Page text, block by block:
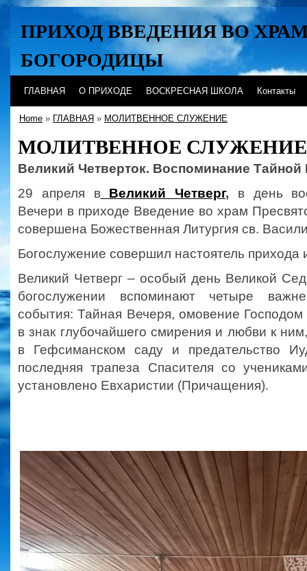
ПРИХОД ВВЕДЕНИЯ ВО
БОГОРОДИЦЫ
Хабаровск
ГЛАВНАЯ О ПРИХОДЕ ВОСКРЕСНАЯ ШКОЛА Контакты
Home » ГЛАВНАЯ » МОЛИТВЕННОЕ СЛУЖЕНИЕ
МОЛИТВЕННОЕ СЛУЖЕНИЕ
Великий Четверток. Воспоминание Тайной
29 апреля вВеликий Четверг, в день
Вечери в приходе Введение во храм
совершена Божественная Литургия св.
Богослужение совершил настоятель
Великий Четверг – особый день Великой
богослужении вспоминают четыре
события: Тайная Вечеря, омовение
в знак глубочайшего смирения и любви к
в Гефсиманском саду и предательство
последняя трапеза Спасителя со
установлено Евхаристии (Причащения).